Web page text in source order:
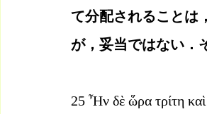
て分配されることは
が，妥当ではない．
25 Ἦν δὲ ὥρα τρίτη